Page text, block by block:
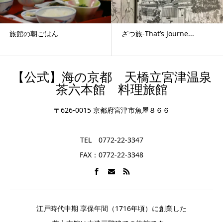
ざつ旅-That’s Journe... すっかり雪化粧
【公式】海の京都 天橋立宮津温泉
茶六本館 料理旅館
〒626-0015 京都府宮津市魚屋８６６
TEL 0772-22-3347
FAX：0772-22-3348
江戸時代中期 享保年間（1716年頃）に創業した